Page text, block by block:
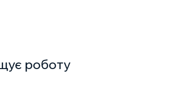
роботу